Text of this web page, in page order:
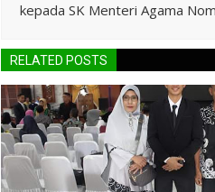
kepada SK Menteri Agama
RELATED POSTS